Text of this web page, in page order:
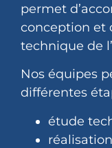
permet
conception et
technique de
Nos équipes
différentes
étude